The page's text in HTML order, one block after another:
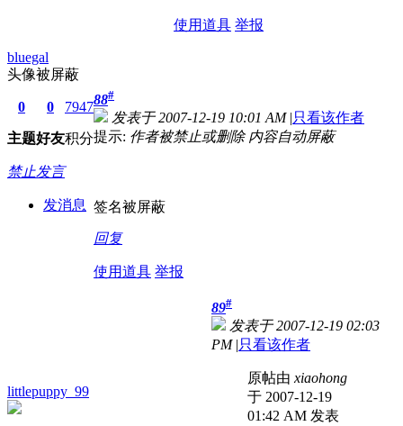
使用道具 举报
bluegal
头像被屏蔽
0
主题
0
好友
7947
积分
禁止发言
发消息
88#
发表于 2007-12-19 10:01 AM |只看该作者
提示: 作者被禁止或删除 内容自动屏蔽
签名被屏蔽
回复
使用道具 举报
littlepuppy_99
89#
发表于 2007-12-19 02:03
PM |只看该作者
原帖由 xiaohong
于 2007-12-19
01:42 AM 发表